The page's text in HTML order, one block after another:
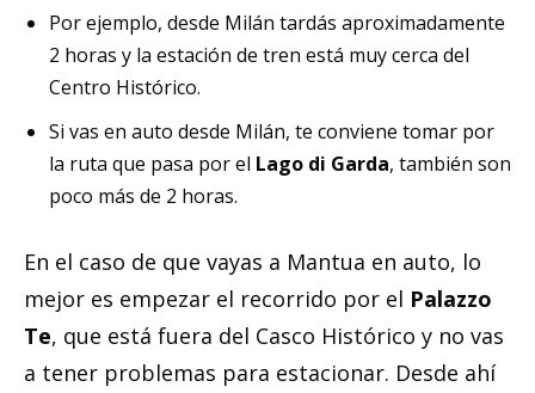
Por ejemplo, desde Milán tardás aproximadamente
2 horas y la estación de tren está muy cerca del
Centro Histórico.
Si vas en auto desde Milán, te conviene tomar por
la ruta que pasa por el Lago di Garda, también son
poco más de 2 horas.
En el caso de que vayas a Mantua en auto, lo
mejor es empezar el recorrido por el Palazzo
Te, que está fuera del Casco Histórico y no vas
a tener problemas para estacionar. Desde ahí